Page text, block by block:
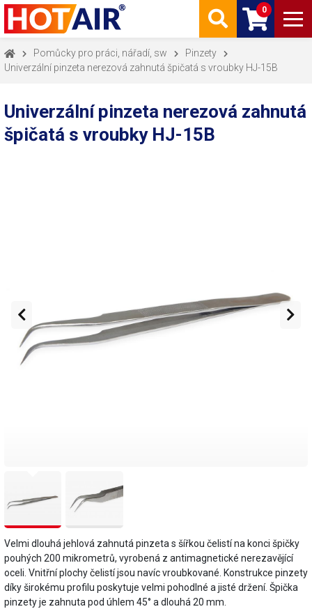
0
Pomůcky pro práci, nářadí, sw
Pinzety
Univerzální pinzeta nerezová zahnutá špičatá s vroubky HJ-15B
Univerzální pinzeta nerezová zahnutá
špičatá s vroubky HJ-15B
Velmi dlouhá jehlová zahnutá pinzeta s šířkou čelistí na konci špičky
pouhých 200 mikrometrů, vyrobená z antimagnetické nerezavějící
oceli. Vnitřní plochy čelistí jsou navíc vroubkované. Konstrukce pinzety
díky širokému profilu poskytuje velmi pohodlné a jisté držení. Špička
pinzety je zahnuta pod úhlem 45° a dlouhá 20 mm.